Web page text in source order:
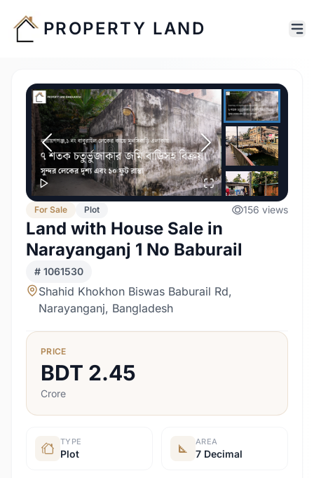
PROPERTY LAND
For Sale Plot 156 views
Land with House Sale in
Narayanganj 1 No Baburail
# 1061530
Shahid Khokhon Biswas Baburail Rd,
Narayanganj, Bangladesh
PRICE
BDT 2.45
Crore
TYPE
Plot
AREA
7 Decimal